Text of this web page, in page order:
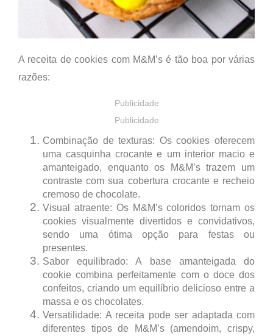
A receita decookies com M&M’s é tão boa por várias
razões:
Publicidade
Publicidade
Combinação de texturas: Os cookies oferecem
umacasquinha crocante e um interior macio e
amanteigado, enquanto os M&M’s trazem um
contraste comsua cobertura crocante e recheio
cremoso de chocolate.
Visual atraente: Os M&M’s coloridos tornam os
cookies visualmente divertidos e convidativos,
sendo uma ótima opção para festas ou
presentes.
Sabor equilibrado: A base amanteigada do
cookie combina perfeitamente com o doce dos
confeitos, criando um equilíbrio delicioso entre a
massa e os chocolates.
Versatilidade: A receita pode ser adaptada com
diferentes tipos de M&M’s (amendoim, crispy,